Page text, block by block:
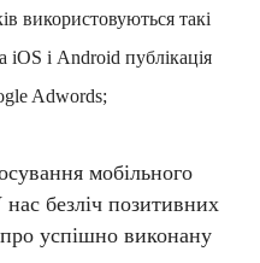
використовуються такі
iOS і Android публікація
Adwords;
мобільного
безліч позитивних
про успішно виконану